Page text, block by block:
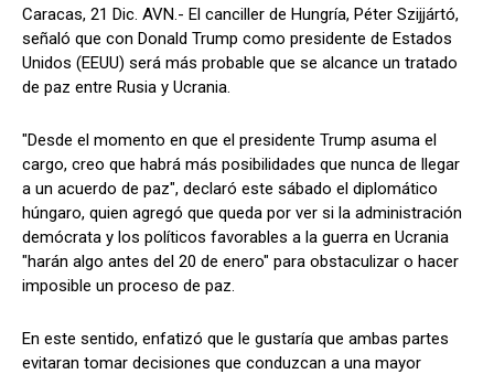
Caracas, 21 Dic. AVN.- El canciller de Hungría, Péter Szijjártó,
señaló que con Donald Trump como presidente de Estados
Unidos (EEUU) será más probable que se alcance un tratado
de paz entre Rusia y Ucrania.
"Desde el momento en que el presidente Trump asuma el
cargo, creo que habrá más posibilidades que nunca de llegar
a un acuerdo de paz", declaró este sábado el diplomático
húngaro, quien agregó que queda por ver si la administración
demócrata y los políticos favorables a la guerra en Ucrania
"harán algo antes del 20 de enero" para obstaculizar o hacer
imposible un proceso de paz.
En este sentido, enfatizó que le gustaría que ambas partes
evitaran tomar decisiones que conduzcan a una mayor